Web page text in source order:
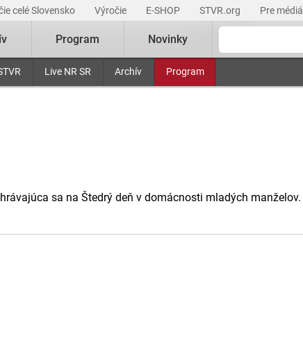
celé Slovensko Výročie E-SHOP STVR.org Pre médiá
Live NR SR Archív Program
Program Novinky
sa na Štedrý deň v domácnosti mladých manželov.